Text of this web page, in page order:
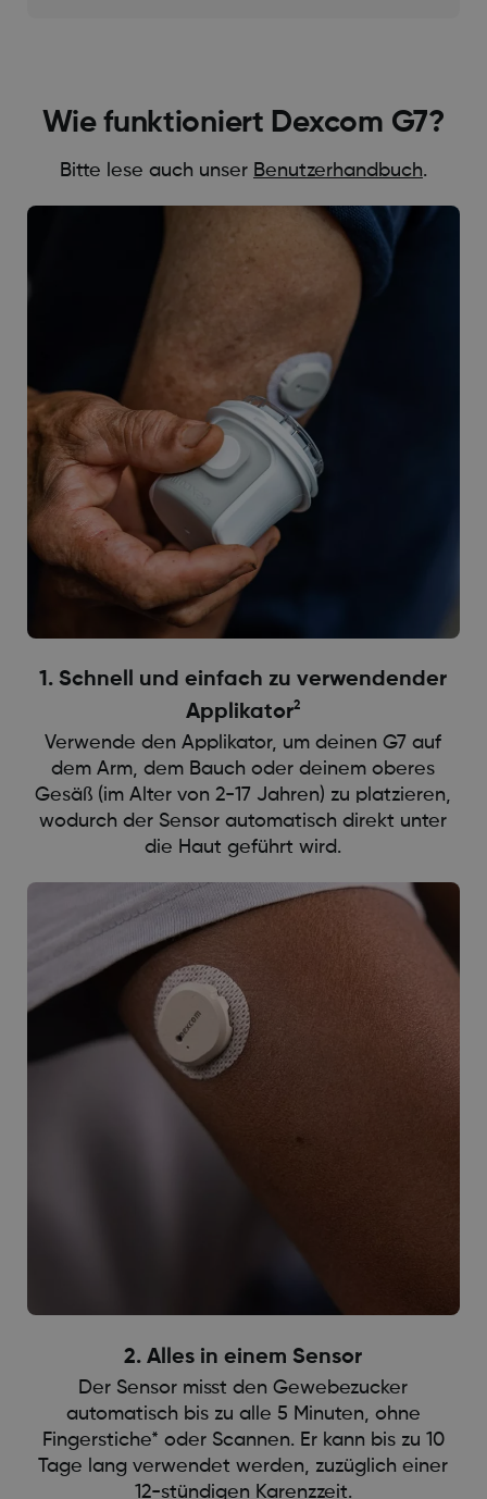
Wie funktioniert Dexcom G7?
Bitte lese auch unser Benutzerhandbuch.
1. Schnell und einfach zu verwendender
Applikator2
Verwende den Applikator, um deinen G7 auf
dem Arm, dem Bauch oder deinem oberes
Gesäß (im Alter von 2-17 Jahren) zu platzieren,
wodurch der Sensor automatisch direkt unter
die Haut geführt wird.
2. Alles in einem Sensor
Der Sensor misst den Gewebezucker
automatisch bis zu alle 5 Minuten, ohne
Fingerstiche* oder Scannen. Er kann bis zu 10
Tage lang verwendet werden, zuzüglich einer
12-stündigen Karenzzeit.